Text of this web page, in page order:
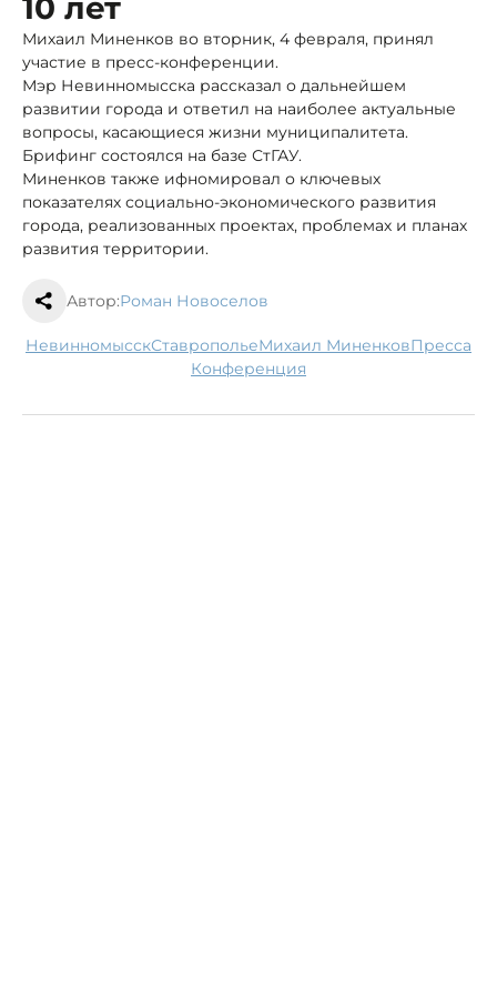
10 лет
Михаил Миненков во вторник, 4 февраля, принял
участие в пресс-конференции.
Мэр Невинномысска рассказал о дальнейшем
развитии города и ответил на наиболее актуальные
вопросы, касающиеся жизни муниципалитета.
Брифинг состоялся на базе СтГАУ.
Миненков также ифномировал о ключевых
показателях социально-экономического развития
города, реализованных проектах, проблемах и планах
развития территории.
Автор:Роман Новоселов
Невинномысск Ставрополье Михаил Миненков
пресса
конференция